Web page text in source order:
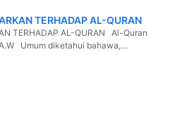
TERHADAP AL-QURAN
TERHADAP AL-QURAN Al-Quran
Umum diketahui bahawa,…